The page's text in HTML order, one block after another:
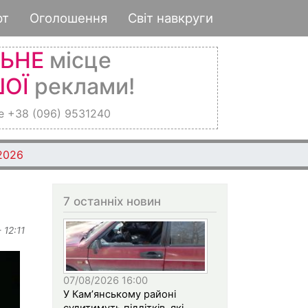
Оголошення Світ навкруги
місце
реклами!
+38 (096) 9531240
7 останніх новин
07/08/2026 16:00
У Кам’янському районі